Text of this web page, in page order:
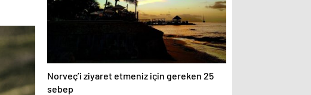
Norveç’i ziyaret etmeniz için gereken 25
sebep